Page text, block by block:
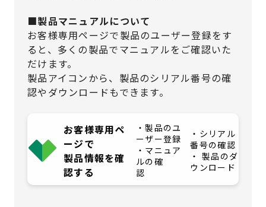
■製品マニュアルについて
お客様専用ページで製品のユーザー登録をす
ると、多くの製品でマニュアルをご確認いた
だけます。
製品アイコンから、製品のシリアル番号の確
認やダウンロードもできます。
お客様専用ペ
ージで
製品情報を確
認する
・製品のユ
ーザー登録
・マニュア
ルの確
認
・シリアル
番号の確認
・ 製品のダ
ウンロード